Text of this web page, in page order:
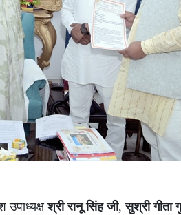
श्री रानू सिंह जी,सुश्री गीता